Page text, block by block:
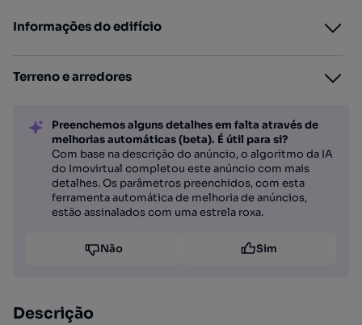
Informações do edifício
Terreno e arredores
Preenchemos alguns detalhes em falta através de
melhorias automáticas (beta). É útil para si?
Com base na descrição do anúncio, o algoritmo da IA
do Imovirtual completou este anúncio com mais
detalhes. Os parâmetros preenchidos, com esta
ferramenta automática de melhoria de anúncios,
estão assinalados com uma estrela roxa.
Não Sim
Descrição